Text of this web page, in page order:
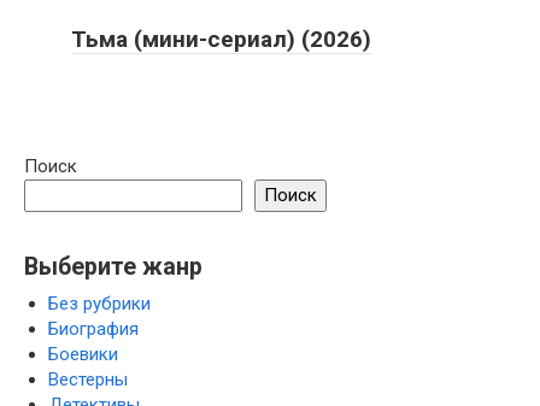
Тьма (мини-сериал) (2026)
Поиск
Поиск
Выберите жанр
Без рубрики
Биография
Боевики
Вестерны